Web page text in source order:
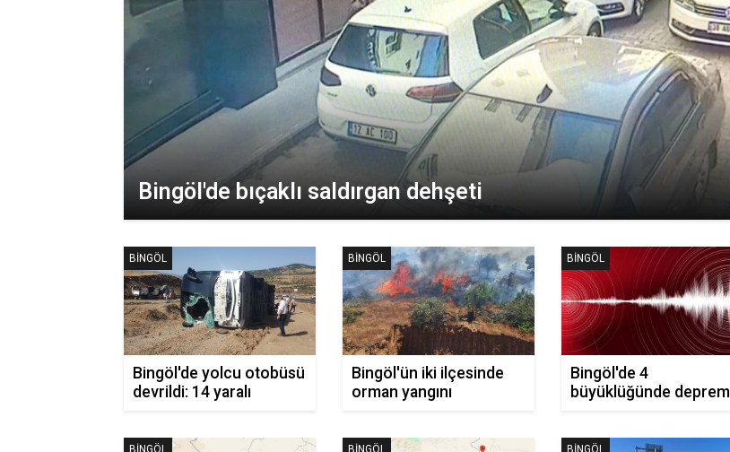
Bingöl'de bıçaklı saldırgan dehşeti
Bingöl'de yolcu otobüsü
devrildi: 14 yaralı
BINGÖL
Bingöl'ün iki ilçesinde
orman yangını
BINGÖL
Bingöl'de 4
büyüklüğünde deprem
BINGÖL
BINGÖL BINGÖL BINGÖL